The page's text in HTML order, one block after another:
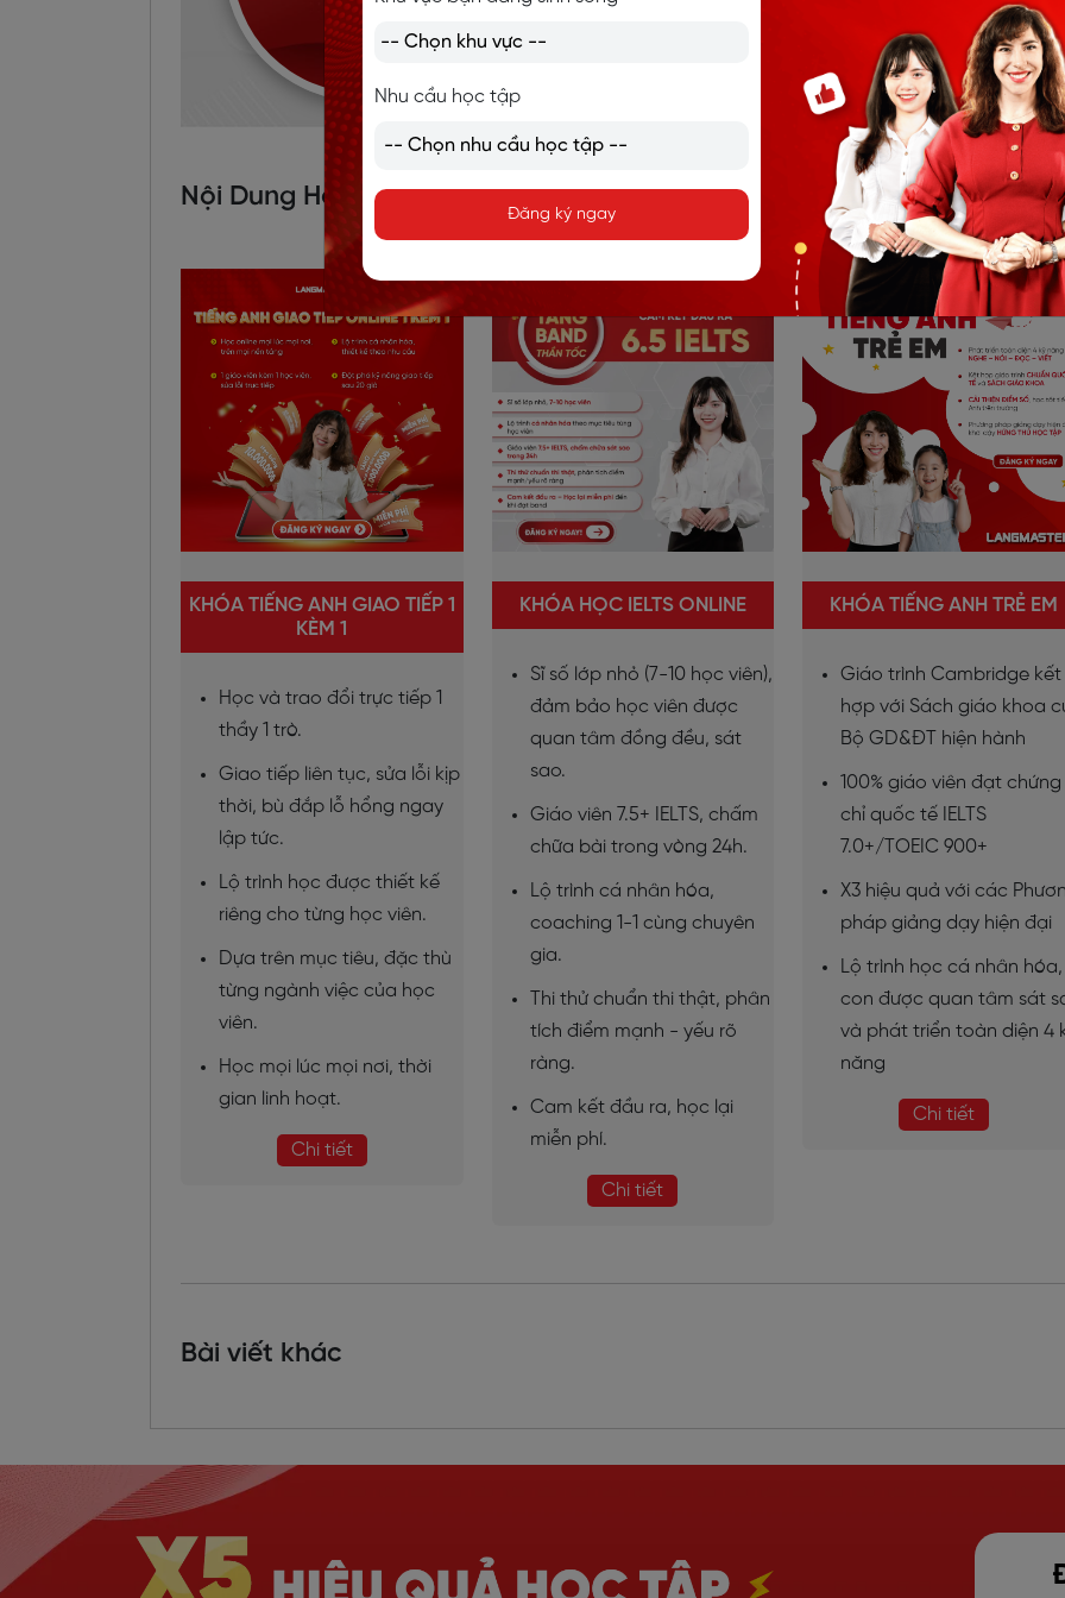
nghìn học viên trên toàn cầu, 95% học viên đạt mục tiêu
Nội Dung Hot
KHÓA TIẾNG ANH GIAO TIẾP 1
KÈM 1
Học và trao đổi trực tiếp 1
thầy 1 trò.
Giao tiếp liên tục, sửa lỗi kịp
thời, bù đắp lỗ hổng ngay
lập tức.
Lộ trình học được thiết kế
riêng cho từng học viên.
Dựa trên mục tiêu, đặc thù
từng ngành việc của học
viên.
Học mọi lúc mọi nơi, thời
gian linh hoạt.
Chi tiết
KHÓA HỌC IELTS ONLINE
Sĩ số lớp nhỏ (7-10 học viên),
đảm bảo học viên được
quan tâm đồng đều, sát
sao.
Giáo viên 7.5+ IELTS, chấm
chữa bài trong vòng 24h.
Lộ trình cá nhân hóa,
coaching 1-1 cùng chuyên
gia.
Thi thử chuẩn thi thật, phân
tích điểm mạnh - yếu rõ
ràng.
Cam kết đầu ra, học lại
miễn phí.
Chi tiết
KHÓA TIẾNG ANH TRẺ EM
Giáo trình Cambridge kết
hợp với Sách giáo khoa
Bộ GD&ĐT hiện hành
100% giáo viên đạt chứng
chỉ quốc tế IELTS
7.0+/TOEIC 900+
X3 hiệu quả với các
pháp giảng dạy hiện đại
Lộ trình học cá nhân hóa,
con được quan tâm sát
và phát triển toàn diện 4
năng
Chi tiết
Bài viết khác
Nhu cầu học tập
Đăng ký ngay